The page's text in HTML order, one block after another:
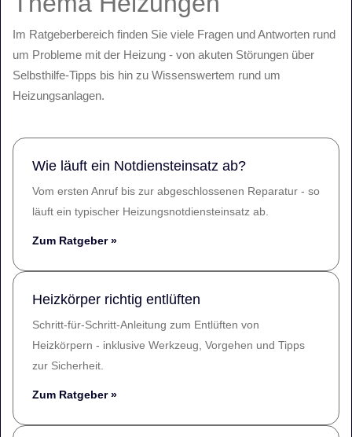
Im Ratgeberbereich finden Sie viele Fragen und Antworten rund
um Probleme mit der Heizung - von akuten Störungen über
Selbsthilfe-Tipps bis hin zu Wissenswertem rund um
Heizungsanlagen.
Wie läuft ein Notdiensteinsatz ab?
Vom ersten Anruf bis zur abgeschlossenen Reparatur - so
läuft ein typischer Heizungsnotdiensteinsatz ab.
Zum Ratgeber »
Heizkörper richtig entlüften
Schritt-für-Schritt-Anleitung zum Entlüften von
Heizkörpern - inklusive Werkzeug, Vorgehen und Tipps
zur Sicherheit.
Zum Ratgeber »